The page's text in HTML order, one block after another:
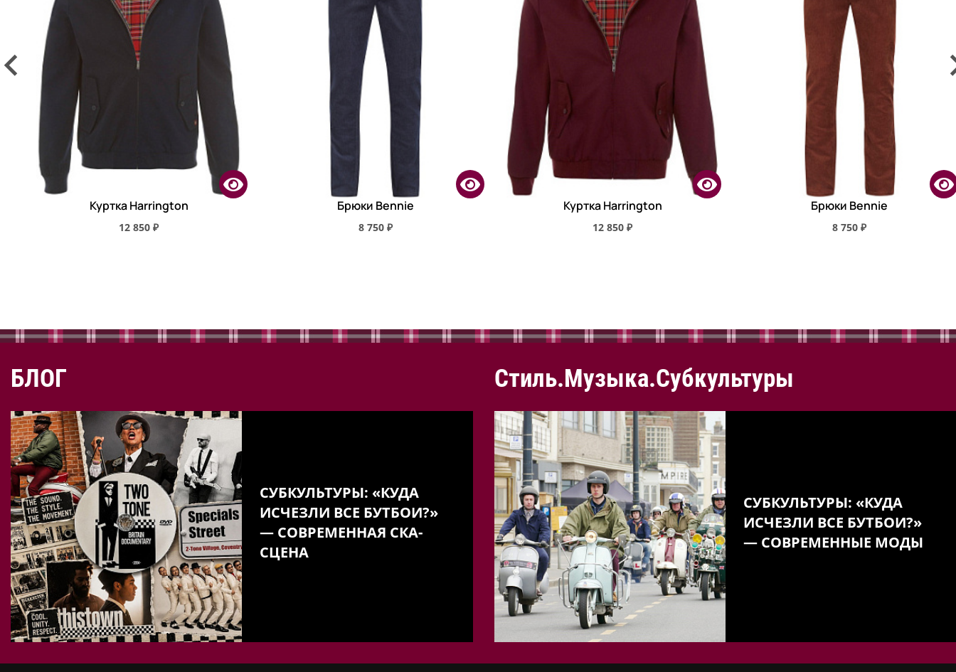
Куртка Harrington
12 850 ₽
Брюки Bennie
8 750 ₽
Куртка Harrington
12 850 ₽
Брюки Bennie
8 750 ₽
БЛОГ
СУБКУЛЬТУРЫ: «КУДА
ИСЧЕЗЛИ ВСЕ БУТБОИ?»
— СОВРЕМЕННАЯ СКА-
СЦЕНА
Стиль.Музыка.Субкультуры
СУБКУЛЬТУРЫ: «КУДА
ИСЧЕЗЛИ ВСЕ БУТБОИ?»
— СОВРЕМЕННЫЕ МОДЫ